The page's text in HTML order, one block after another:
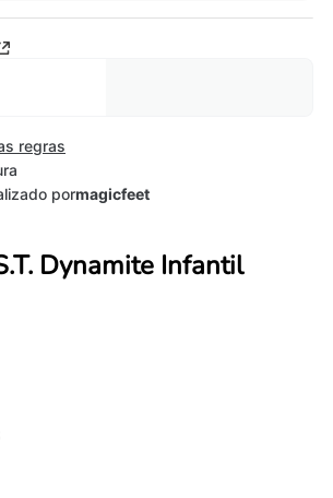
regras
pormagicfeet
Dynamite Infantil